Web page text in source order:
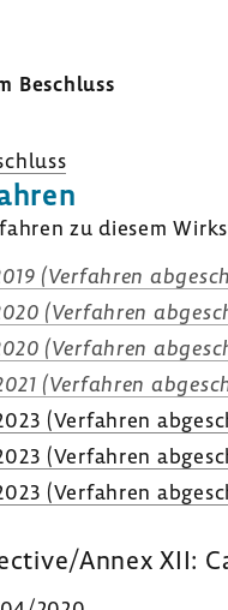
Beschluss
zu diesem
(Verfahren
(Verfahren
(Verfahren
(Verfahren
(Verfahren
(Verfahren
(Verfahren
Annex XII: